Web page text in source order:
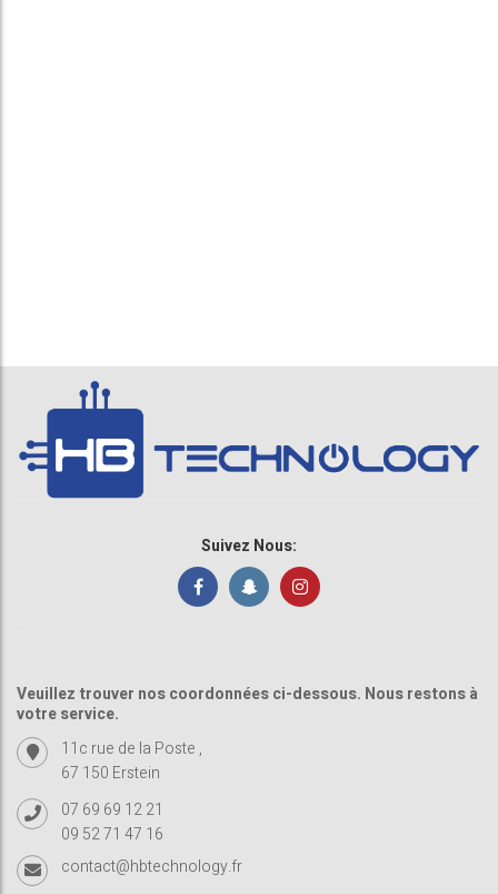
Suivez Nous:
Veuillez trouver nos coordonnées ci-dessous. Nous restons à
votre service.
11c rue de la Poste ,
67 150 Erstein
07 69 69 12 21
09 52 71 47 16
contact@hbtechnology.fr